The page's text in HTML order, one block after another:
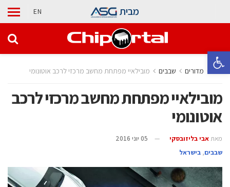
פתח סרגל נגישות
מבית EN
בית מדורים ‫שבבים‬ מובילאיי מפתחת מחשב מרכזי לרכב אוטונומי
מובילאיי מפתחת מחשב מרכזי לרכב
אוטונומי
מאת אבי בליזובסקי
05 יוני 2016
‫שבבים‬, בישראל